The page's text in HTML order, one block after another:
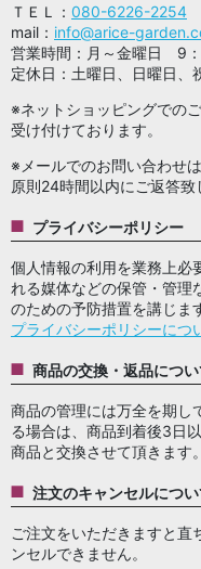
ＴＥＬ： 080-6226-2254
mail： info@arice-
営業時間：月～金曜日 9
定休日：土曜日、日曜日、
※ネットショッピングでの
受け付けております。
※メールでのお問い合わせ
原則24時間以内にご返答致
プライバシーポリシー
個人情報の利用を業務上必
れる媒体などの保管・管理
のための予防措置を講じま
プライバシーポリシーにつ
商品の交換・返品につい
商品の管理には万全を期し
る場合は、商品到着後3日
商品と交換させて頂きます。
注文のキャンセルについ
ご注文をいただきますと直
ンセルできません。